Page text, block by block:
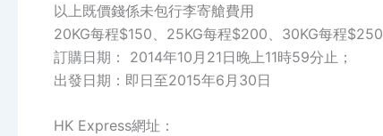
以上既價錢係未包行李寄艙費用
20KG每程$150、25KG每程$200、30KG每程$250
訂購日期： 2014年10月21日晚上11時59分止；
出發日期：即日至2015年6月30日
HK Express網址：